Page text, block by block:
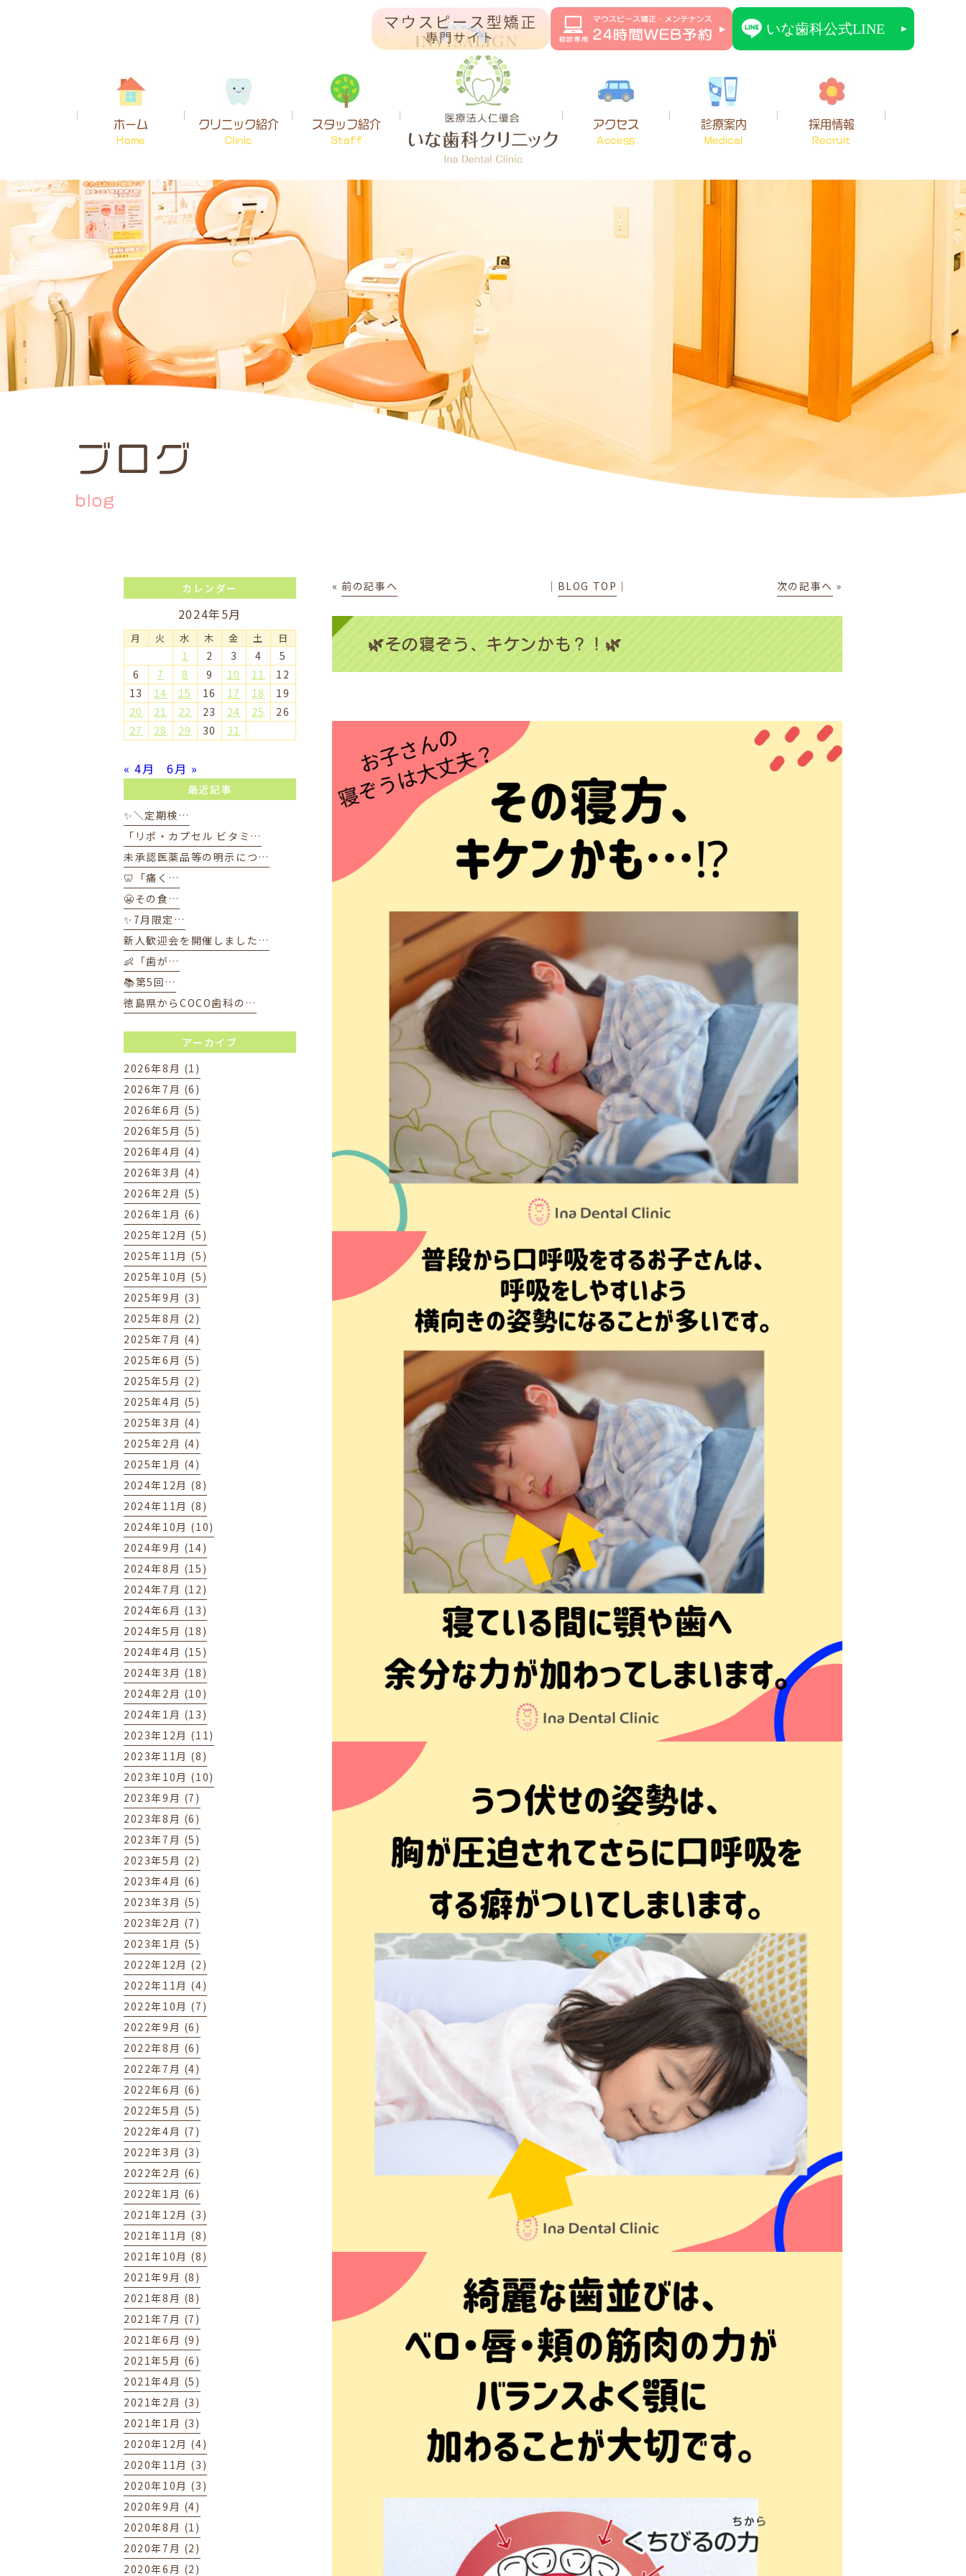
ホーム
Home
クリニック紹介
Clinic
スタッフ紹介
Staff
アクセス
Access
診療案内
Medical
採用情報
Recruit
ブログ
blog
« 前の記事へ │ BLOG TOP │ 次の記事へ »
🌿その寝ぞう、キケンかも？！🌿
カレンダー
2024年5月
月 火 水 木 金 土 日
1 2 3 4
5
6
7 8 9 10 11
12
13
14 15 16 17 18
19
20
21 22 23 24 25
26
27
28 29 30 31
« 4月 6月 »
最近記事
✨＼定期検…
「リポ・カプセル ビタミ…
未承認医薬品等の明示につ…
🦷「痛く…
😬その食…
✨7月限定…
新人歓迎会を開催しました…
👶「歯が…
📚第5回…
徳島県からCOCO歯科の…
アーカイブ
2026年8月 (1)
2026年7月 (6)
2026年6月 (5)
2026年5月 (5)
2026年4月 (4)
2026年3月 (4)
2026年2月 (5)
2026年1月 (6)
2025年12月 (5)
2025年11月 (5)
2025年10月 (5)
2025年9月 (3)
2025年8月 (2)
2025年7月 (4)
2025年6月 (5)
2025年5月 (2)
2025年4月 (5)
2025年3月 (4)
2025年2月 (4)
2025年1月 (4)
2024年12月 (8)
2024年11月 (8)
2024年10月 (10)
2024年9月 (14)
2024年8月 (15)
2024年7月 (12)
2024年6月 (13)
2024年5月 (18)
2024年4月 (15)
2024年3月 (18)
2024年2月 (10)
2024年1月 (13)
2023年12月 (11)
2023年11月 (8)
2023年10月 (10)
2023年9月 (7)
2023年8月 (6)
2023年7月 (5)
2023年5月 (2)
2023年4月 (6)
2023年3月 (5)
2023年2月 (7)
2023年1月 (5)
2022年12月 (2)
2022年11月 (4)
2022年10月 (7)
2022年9月 (6)
2022年8月 (6)
2022年7月 (4)
2022年6月 (6)
2022年5月 (5)
2022年4月 (7)
2022年3月 (3)
2022年2月 (6)
2022年1月 (6)
2021年12月 (3)
2021年11月 (8)
2021年10月 (8)
2021年9月 (8)
2021年8月 (8)
2021年7月 (7)
2021年6月 (9)
2021年5月 (6)
2021年4月 (5)
2021年2月 (3)
2021年1月 (3)
2020年12月 (4)
2020年11月 (3)
2020年10月 (3)
2020年9月 (4)
2020年8月 (1)
2020年7月 (2)
2020年6月 (2)